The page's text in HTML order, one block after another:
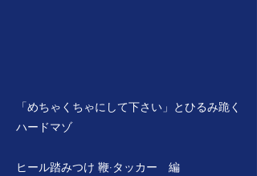
「めちゃくちゃにして下さい」とひるみ跪く
ハードマゾ
ヒール踏みつけ 鞭·タッカー 編